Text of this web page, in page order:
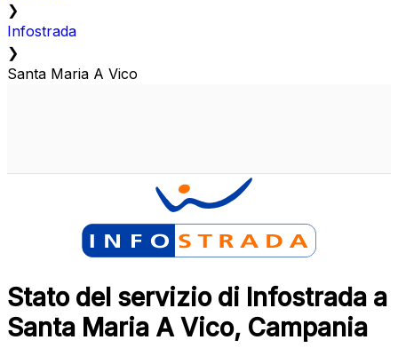
❯
Infostrada
❯
Santa Maria A Vico
Stato del servizio di Infostrada a
Santa Maria A Vico, Campania